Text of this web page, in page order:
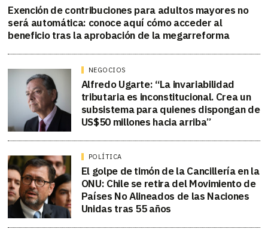
Exención de contribuciones para adultos mayores no
será automática: conoce aquí cómo acceder al
beneficio tras la aprobación de la megarreforma
NEGOCIOS
Alfredo Ugarte: “La invariabilidad
tributaria es inconstitucional. Crea un
subsistema para quienes dispongan de
US$50 millones hacia arriba”
POLÍTICA
El golpe de timón de la Cancillería en la
ONU: Chile se retira del Movimiento de
Países No Alineados de las Naciones
Unidas tras 55 años